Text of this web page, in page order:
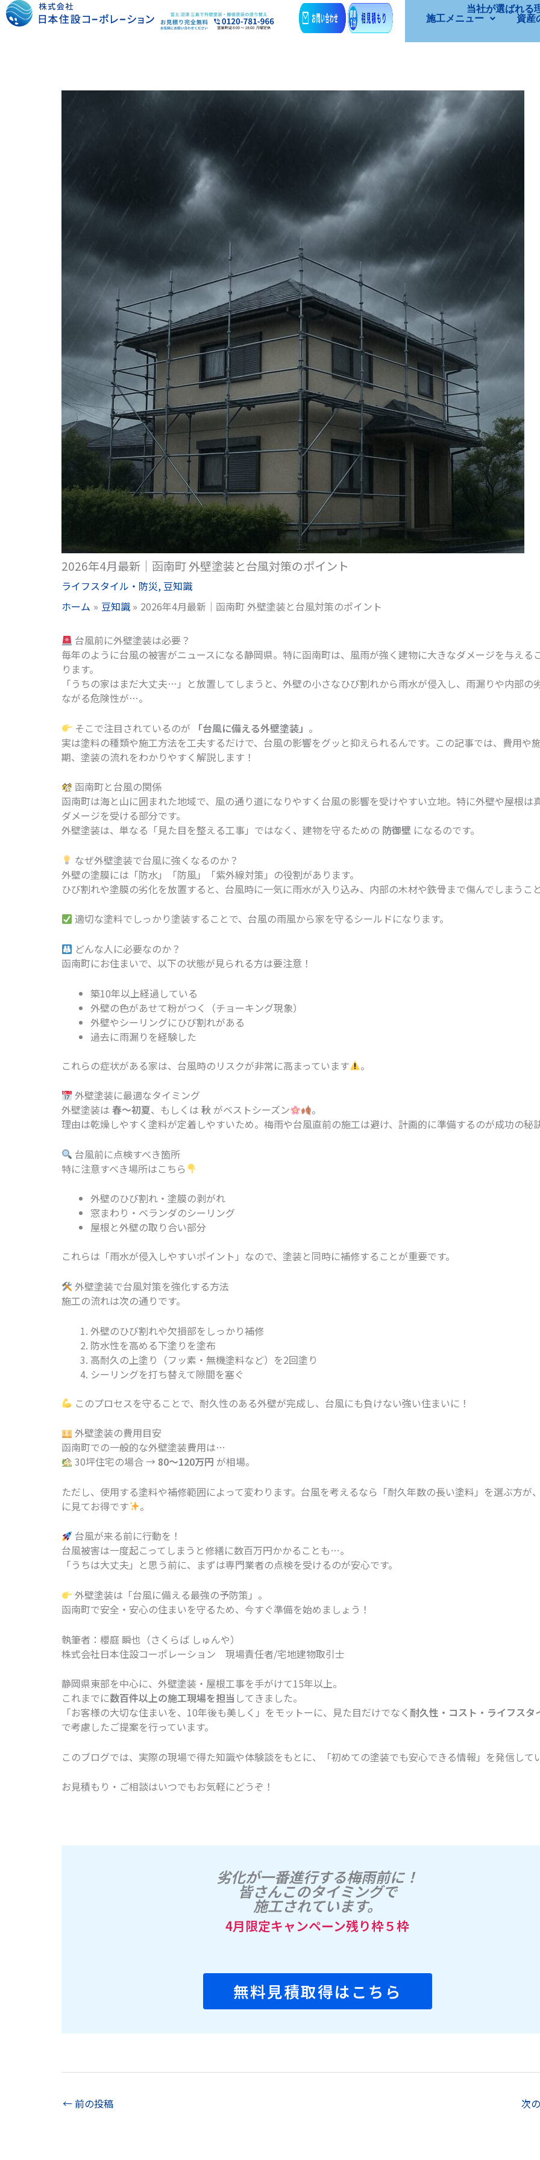
内
容
当社が選ばれる
施工メニュー
資産
2026年4月最新｜函南町 外壁塗装と台風対策のポイント
ライフスタイル・防災, 豆知識
ホーム
豆知識 2026年4月最新｜函南町 外壁塗装と台風対策のポイント
台風前に外壁塗装は必要？
毎年のように台風の被害がニュースになる静岡県。特に函南町は、風雨が強く建物に大きなダメージを与える
ります。
「うちの家はまだ大丈夫…」と放置してしまうと、外壁の小さなひび割れから雨水が侵入し、雨漏りや内部の
ながる危険性が…。
そこで注目されているのが 「台風に備える外壁塗装」 。
実は塗料の種類や施工方法を工夫するだけで、台風の影響をグッと抑えられるんです。この記事では、費用や
期、塗装の流れをわかりやすく解説します！
函南町と台風の関係
函南町は海と山に囲まれた地域で、風の通り道になりやすく台風の影響を受けやすい立地。特に外壁や屋根は
ダメージを受ける部分です。
外壁塗装は、単なる「見た目を整える工事」ではなく、建物を守るための 防御壁 になるのです。
なぜ外壁塗装で台風に強くなるのか？
外壁の塗膜には「防水」「防風」「紫外線対策」の役割があります。
ひび割れや塗膜の劣化を放置すると、台風時に一気に雨水が入り込み、内部の木材や鉄骨まで傷んでしまう
適切な塗料でしっかり塗装することで、台風の雨風から家を守るシールドになります。
どんな人に必要なのか？
函南町にお住まいで、以下の状態が見られる方は要注意！
築10年以上経過している
外壁の色があせて粉がつく（チョーキング現象）
外壁やシーリングにひび割れがある
過去に雨漏りを経験した
これらの症状がある家は、台風時のリスクが非常に高まっています
。
外壁塗装に最適なタイミング
外壁塗装は 春〜初夏、もしくは 秋 がベストシーズン
。
理由は乾燥しやすく塗料が定着しやすいため。梅雨や台風直前の施工は避け、計画的に準備するのが成功の秘
台風前に点検すべき箇所
特に注意すべき場所はこちら
外壁のひび割れ・塗膜の剥がれ
窓まわり・ベランダのシーリング
屋根と外壁の取り合い部分
これらは「雨水が侵入しやすいポイント」なので、塗装と同時に補修することが重要です。
外壁塗装で台風対策を強化する方法
施工の流れは次の通りです。
外壁のひび割れや欠損部をしっかり補修
防水性を高める下塗りを塗布
高耐久の上塗り（フッ素・無機塗料など）を2回塗り
シーリングを打ち替えて隙間を塞ぐ
このプロセスを守ることで、耐久性のある外壁が完成し、台風にも負けない強い住まいに！
外壁塗装の費用目安
函南町での一般的な外壁塗装費用は…
30坪住宅の場合 → 80〜120万円 が相場。
ただし、使用する塗料や補修範囲によって変わります。台風を考えるなら「耐久年数の長い塗料」を選ぶ方が
に見てお得です
。
台風が来る前に行動を！
台風被害は一度起こってしまうと修繕に数百万円かかることも…。
「うちは大丈夫」と思う前に、まずは専門業者の点検を受けるのが安心です。
外壁塗装は「台風に備える最強の予防策」。
函南町で安全・安心の住まいを守るため、今すぐ準備を始めましょう！
執筆者：櫻庭 瞬也（さくらば しゅんや）
株式会社日本住設コーポレーション 現場責任者/宅地建物取引士
静岡県東部を中心に、外壁塗装・屋根工事を手がけて15年以上。
これまでに数百件以上の施工現場を担当 してきました。
「お客様の大切な住まいを、10年後も美しく」をモットーに、見た目だけでなく 耐久性・コスト・ライフスタ
で考慮したご提案を行っています。
このブログでは、実際の現場で得た知識や体験談をもとに、「初めての塗装でも安心できる情報」を発信して
お見積もり・ご相談はいつでもお気軽にどうぞ！
劣化が一番進行する梅雨前に！
皆さんこのタイミングで
施工されています。
4月限定キャンペーン残り枠５枠
無料見積取得はこちら
←前の投稿 次